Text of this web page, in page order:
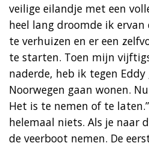
veilige eilandje met een
heel lang droomde ik ervan
te verhuizen en er een
te starten. Toen mijn
naderde, heb ik tegen
Noorwegen gaan wonen.
Het is te nemen of te
helemaal niets. Als je naar
de veerboot nemen. De